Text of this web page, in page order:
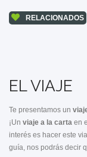
RELACIONADOS
EL VIAJE
Te presentamos un
¡Un viaje a la carta en
interés es hacer este
guía, nos podrás decir